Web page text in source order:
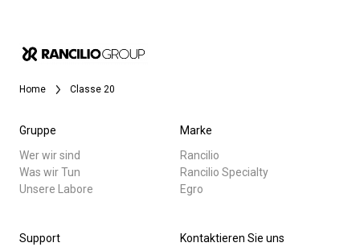
Home Classe 20
Gruppe
Wer wir sind
Was wir Tun
Unsere Labore
Marke
Rancilio
Rancilio Specialty
Egro
Support
Kontaktieren Sie uns